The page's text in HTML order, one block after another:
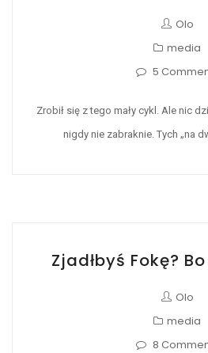
Olo
media
5
Zrobił się z tego mały cykl. Ale nic
nigdy nie zabraknie. Tych „na
Zjadłbyś Fokę?
Olo
media
8